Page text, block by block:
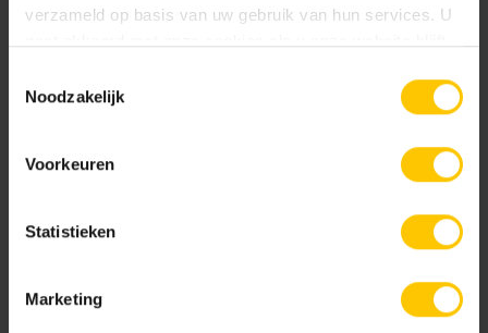
verzameld op basis van uw gebruik van hun services. U
Noodzakelijk
Voorkeuren
Statistieken
Marketing
Consumentenadviesprijs:
56.95 €
Kleurcode: